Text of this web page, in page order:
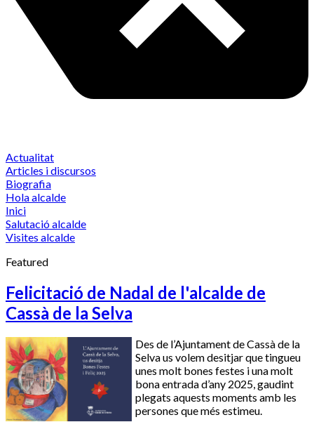
Actualitat
Articles i discursos
Biografia
Hola alcalde
Inici
Salutació alcalde
Visites alcalde
Featured
Felicitació de Nadal de l'alcalde de
Cassà de la Selva
Des de l’Ajuntament de Cassà de la
Selva us volem desitjar que tingueu
unes molt bones festes i una molt
bona entrada d’any 2025, gaudint
plegats aquests moments amb les
persones que més estimeu.